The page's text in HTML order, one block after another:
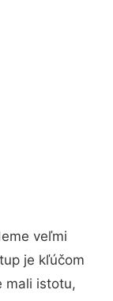
veľmi
je kľúčom
mali istotu,